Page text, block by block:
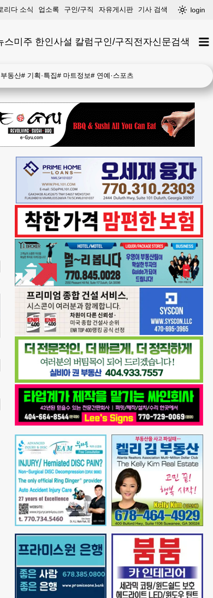
리다 소식 업소록 구인/구직 자유게시판 기사 검색 login
스미주 한인사설 칼럼구인/구직전자신문검색
부동산# 기획·특집# 마트정보# 연예·스포츠